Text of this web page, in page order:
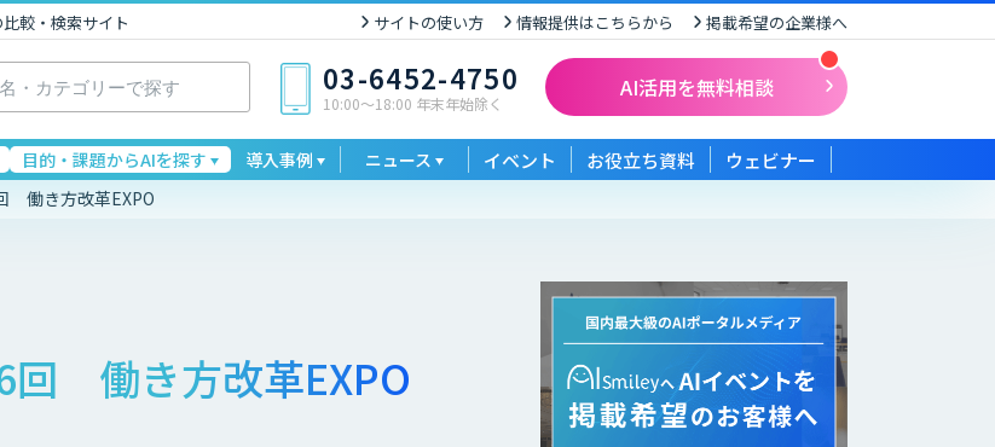
較・検索サイト サイトの使い方 情報提供はこちらから 掲載希望の企業様へ
03-6452-4750
10:00〜18:00 年末年始除く
AI活用を無料相談
目的・課題からAIを探す 導入事例 ニュース イベント お役立ち資料 ウェビナー
働き方改革EXPO
回 働き方改革EXPO